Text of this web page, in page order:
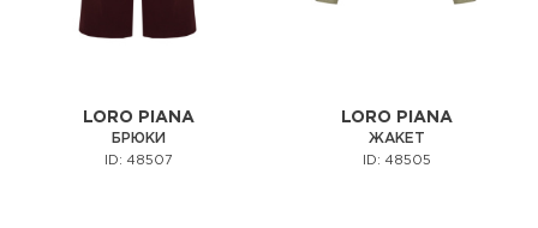
LORO PIANA
БРЮКИ
ID: 48507
LORO PIANA
ЖАКЕТ
ID: 48505